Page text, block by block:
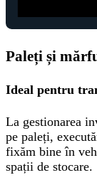
Paleți și
Ideal pentru
La gestionarea
pe paleți,
fixăm bine în
spații de stocare.